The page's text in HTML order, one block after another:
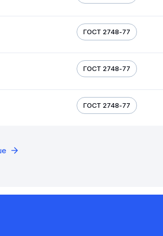
ГОСТ 2748-77
ГОСТ 2748-77
ГОСТ 2748-77